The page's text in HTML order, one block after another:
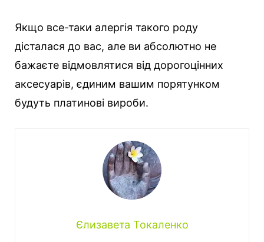
Якщо все-таки алергія такого роду
дісталася до вас, але ви абсолютно не
бажаєте відмовлятися від дорогоцінних
аксесуарів, єдиним вашим порятунком
будуть платинові вироби.
Єлизавета Токаленко